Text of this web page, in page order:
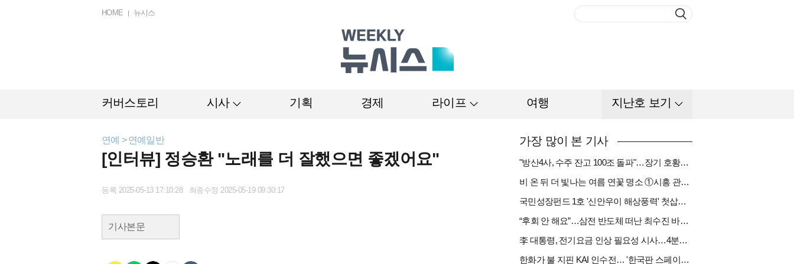
HOME 뉴시스
커버스토리 시사 기획 경제 라이프 여행 지난호 보기
연예 > 연예일반
[인터뷰] 정승환 "노래를 더 잘했으면 좋겠어요"
등록 2025-05-13 17:10:28 최종수정 2025-05-19 09:30:17
기사본문
가장 많이 본 기사
"방산4사, 수주 잔고 100조 돌파"…장기 호황기 들어섰다[다시 나는 K방산①]
비 온 뒤 더 빛나는 여름 연꽃 명소 ①시흥 관곡지
국민성장펀드 1호 '신안우이 해상풍력' 첫삽…바람소득 시동[하반기 에너지②]
“후회 안 해요”…삼전 반도체 떠난 최수진 바텐더의 ‘피어오름’[피플]
李 대통령, 전기요금 인상 필요성 시사…4분기엔 오를까
한화가 불 지핀 KAI 인수전… '한국판 스페이스X' 탄생 촉각[다시 나는 K방산③]